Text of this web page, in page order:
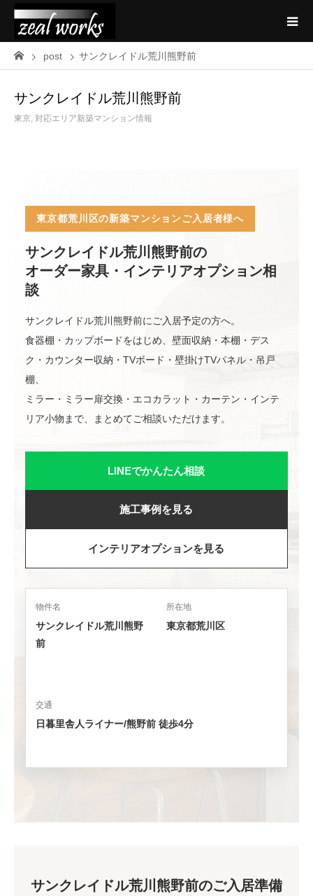
post サンクレイドル荒川熊野前
サンクレイドル荒川熊野前
東京, 対応エリア新築マンション情報
東京都荒川区の新築マンションご入居者様へ
サンクレイドル荒川熊野前の
オーダー家具・インテリアオプション相
談
サンクレイドル荒川熊野前にご入居予定の方へ。
食器棚・カップボードをはじめ、壁面収納・本棚・デス
ク・カウンター収納・TVボード・壁掛けTVパネル・吊戸
棚、
ミラー・ミラー扉交換・エコカラット・カーテン・インテ
リア小物まで、まとめてご相談いただけます。
LINEでかんたん相談
施工事例を見る
インテリアオプションを見る
物件名
サンクレイドル荒川熊野
前
所在地
東京都荒川区
交通
日暮里舎人ライナー/熊野前 徒歩4分
サンクレイドル荒川熊野前のご入居準備